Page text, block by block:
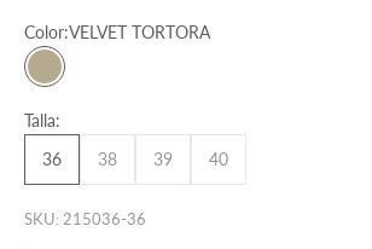
Color:VELVET TORTORA
VELVET TORTORA
Talla:
36
38 39 40
SKU: 215036-36